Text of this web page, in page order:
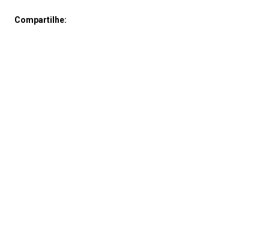
Compartilhe: